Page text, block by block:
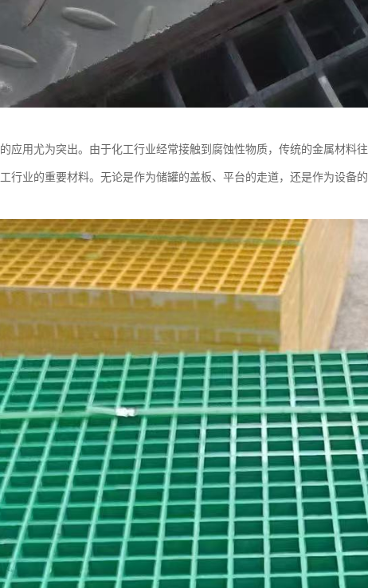
应用尤为突出。由于化工行业经常接触到腐蚀性物质，传统的金属材料
行业的重要材料。无论是作为储罐的盖板、平台的走道，还是作为设备